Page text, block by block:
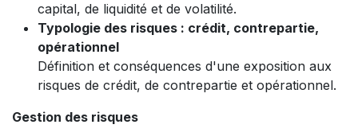
capital, de liquidité et de volatilité.
Typologie des risques : crédit, contrepartie,
opérationnel
Définition et conséquences d'une exposition aux
risques de crédit, de contrepartie et opérationnel.
Gestion des risques